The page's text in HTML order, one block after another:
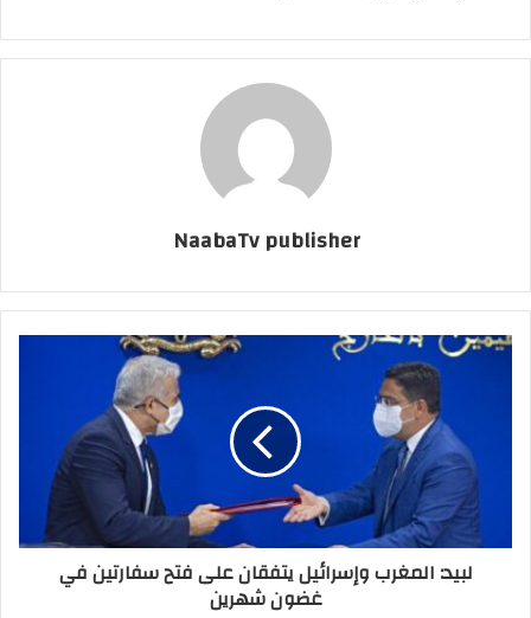
NaabaTv publisher
لبيد: المغرب وإسرائيل يتفقان على فتح سفارتين في
غضون شهرين